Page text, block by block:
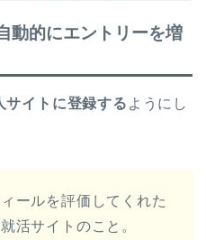
動的にエントリーを増
サイトに登録する ようにし
ールを評価してくれた
活サイトのこと。